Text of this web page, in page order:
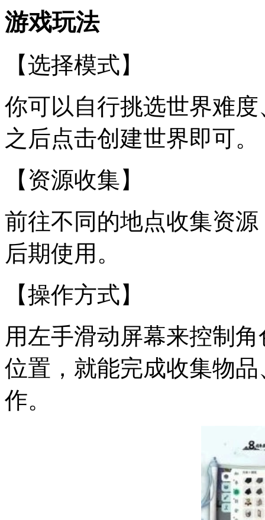
游戏玩法
【选择模式】
你可以自行挑选世界难
之后点击创建世界即可。
【资源收集】
前往不同的地点收集资
后期使用。
【操作方式】
用左手滑动屏幕来控制
位置，就能完成收集物
作。